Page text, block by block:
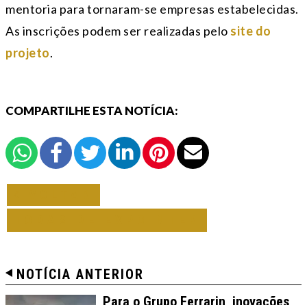
mentoria para tornaram-se empresas estabelecidas.
As inscrições podem ser realizadas pelo site do
projeto.
COMPARTILHE ESTA NOTÍCIA:
NOTÍCIA ANTERIOR
Para o Grupo Ferrarin, inovações